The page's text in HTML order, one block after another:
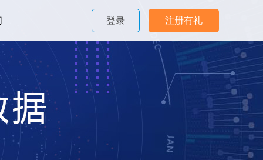
登录 注册有礼